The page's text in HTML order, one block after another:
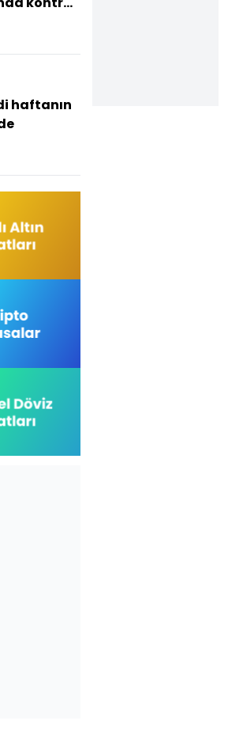
haftanın